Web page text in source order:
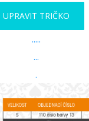
UPRAVIT TRIČKO
.....
...
.